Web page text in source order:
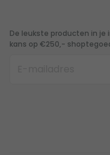
De leukste producten in je
kans op €250,-